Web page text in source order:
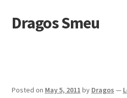
Skip
to
Skip
to
Dragos Smeu
Posted on May 5, 2011 by Dragos —